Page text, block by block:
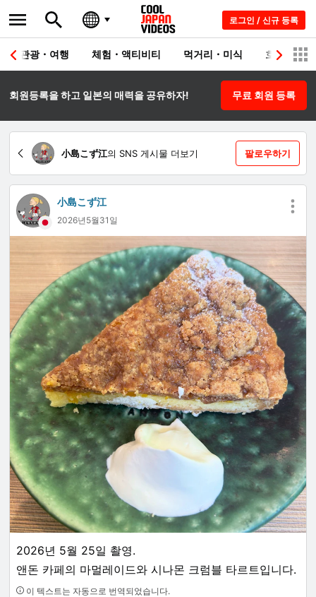
로그인 / 신규 등록
관광・여행 체험・액티비티 먹거리・미식 호텔・료칸
회원등록을 하고 일본의 매력을 공유하자! 무료 회원 등록
小島こず江의 SNS 게시물 더보기 팔로우하기
小島こず江
2026년5월31일
2026년 5월 25일 촬영.
앤돈 카페의 마멀레이드와 시나몬 크럼블 타르트입니다.
이 텍스트는 자동으로 번역되었습니다.